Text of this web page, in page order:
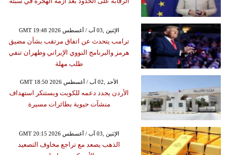
GMT 19:48 2026 الإثنين ,03 آب / أغسطس
ترامب يتحدث عن اتفاق مرتقب بشأن مضيق
هرمز والبرنامج النووي الإيراني وطهران تنفي
طلب مهلة
GMT 18:50 2026 الأحد ,02 آب / أغسطس
الأردن يجدد دعمه للكويت ويستنكر استهداف
منشآت حيوية بطائرات مسيرة
GMT 20:15 2026 الإثنين ,03 آب / أغسطس
الذهب يصعد مع تراجع مخاوف التصعيد